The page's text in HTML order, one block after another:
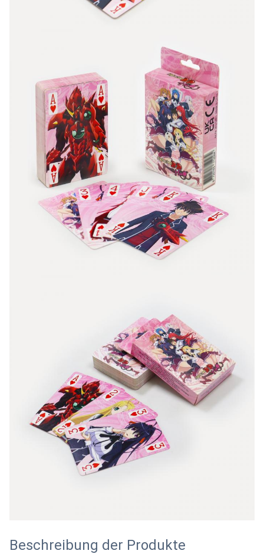
Beschreibung der Produkte